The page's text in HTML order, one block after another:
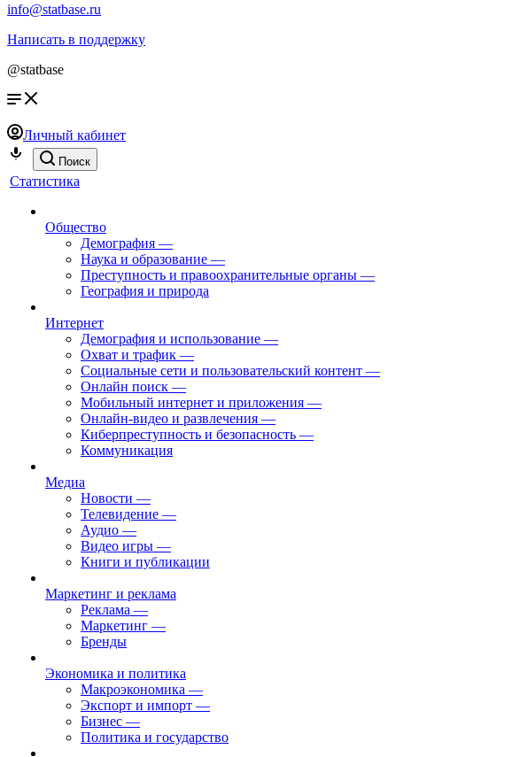
info@statbase.ru
Написать в поддержку
@statbase
Личный кабинет
Поиск
Статистика
Общество
Демография —
Наука и образование —
Преступность и правоохранительные органы —
География и природа
Интернет
Демография и использование —
Охват и трафик —
Социальные сети и пользовательский контент —
Онлайн поиск —
Мобильный интернет и приложения —
Онлайн-видео и развлечения —
Киберпреступность и безопасность —
Коммуникация
Медиа
Новости —
Телевидение —
Аудио —
Видео игры —
Книги и публикации
Маркетинг и реклама
Реклама —
Маркетинг —
Бренды
Экономика и политика
Макроэкономика —
Экспорт и импорт —
Бизнес —
Политика и государство